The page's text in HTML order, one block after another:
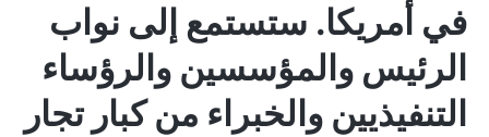
في أمريكا. ستستمع إلى نواب
الرئيس والمؤسسين والرؤساء
التنفيذيين والخبراء من كبار تجار